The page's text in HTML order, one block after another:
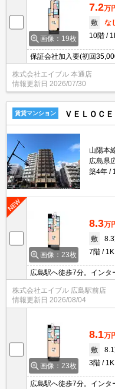
画像：19枚
7.2万
敷
な
10階
保証会社加入要(初回
ンターネット無料。追焚
株式会社エイブル 本通店
情報更新日 2026/07/30
賃貸マンション ＶＥＬＯＣ
山陽本
広島県
築4年
画像：23枚
8.3万
敷
7階
1K
広島駅へ徒歩7分。インタ
応可。仲介手数料家賃の
株式会社エイブル 広島駅前店
情報更新日 2026/08/04
画像：23枚
8.1万
敷
3階
1K
広島駅へ徒歩7分。インタ